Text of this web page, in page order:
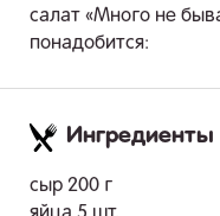
салат «Много не
понадобится:
Ингредиенты
сыр 200 г